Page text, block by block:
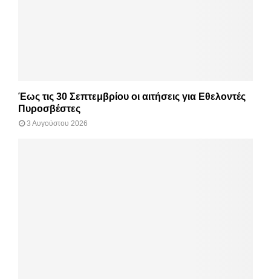
Έως τις 30 Σεπτεμβρίου οι αιτήσεις για Εθελοντές
Πυροσβέστες
3 Αυγούστου 2026